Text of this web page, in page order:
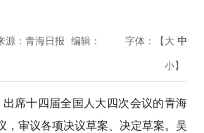
源：青海日报 编辑： 字体：【大 中
小】
出席十四届全国人大四次会议的青海
，审议各项决议草案、决定草案。吴